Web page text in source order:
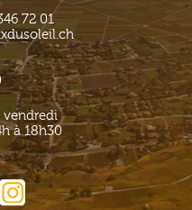
72 01
vendredi
à 18h30